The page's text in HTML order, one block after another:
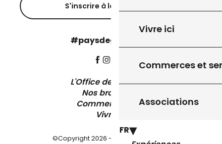
Vivre ici
Commerces et
Associations
FR
S'inscrire à la newsletter
#paysdegourdon !
L'Office de Tourisme
Nos brochures
Comment venir ?
Vivre ici
©Copyright 2026 - Pays de Gourdon